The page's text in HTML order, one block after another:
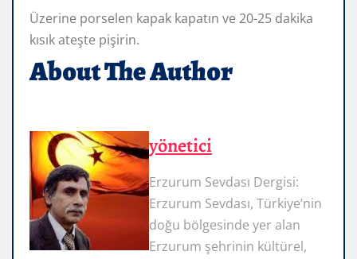
Üzerine porselen kapak kapatın ve 20-25 dakika
kısık ateşte pişirin.
About The Author
yönetici
Erzurum Sevdası Dergisi:
Erzurum Sevdası, Türkiye’nin
doğu bölgesinde yer alan
Erzurum şehrinin kültürel,